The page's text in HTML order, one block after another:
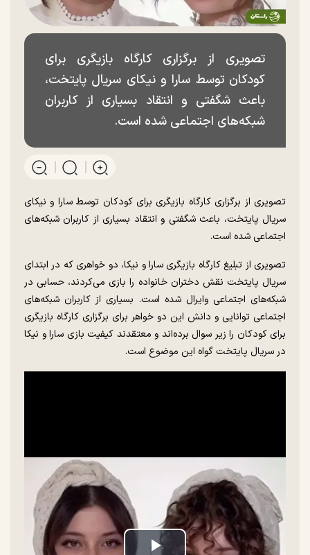
تصویری از برگزاری کارگاه بازیگری برای
کودکان توسط سارا و نیکای سریال پایتخت،
باعث شگفتی و انتقاد بسیاری از کاربران
شبکه‌های اجتماعی شده است.
تصویری از برگزاری کارگاه بازیگری برای کودکان توسط سارا و نیکای
سریال پایتخت، باعث شگفتی و انتقاد بسیاری از کاربران شبکه‌های
اجتماعی شده است.
تصویری از تبلیغ کارگاه بازیگری سارا و نیکا، دو خواهری که در ابتدای
سریال پایتخت نقش دختران خانواده را بازی می‌کردند، حسابی در
شبکه‌های اجتماعی وایرال شده است. بسیاری از کاربران شبکه‌های
اجتماعی توانایی و دانش این دو خواهر برای برگزاری کارگاه بازیگری
برای کودکان را زیر سوال برده‌اند و معتقدند کیفیت بازی سارا و نیکا
در سریال پایتخت گواه این موضوع است.